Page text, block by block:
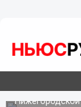
16.07.201918:33
Детсад в
готовят к
Готовность